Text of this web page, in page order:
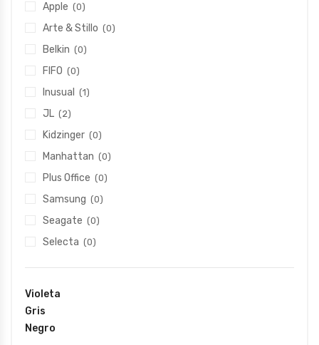
Apple (0)
Arte & Stillo (0)
Belkin (0)
FIFO (0)
Inusual (1)
JL (2)
Kidzinger (0)
Manhattan (0)
Plus Office (0)
Samsung (0)
Seagate (0)
Selecta (0)
Violeta
Gris
Negro